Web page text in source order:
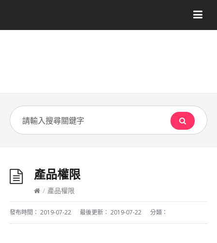
產品權限
/ 產品權限
發布時間： 2019-07-22 最後更新： 2019-07-22 分類：